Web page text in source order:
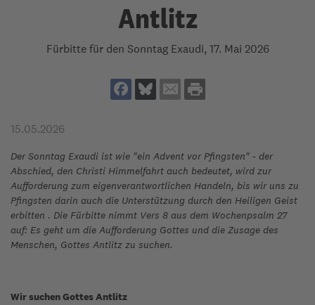
Antlitz
Fürbitte für den Sonntag Exaudi, 17. Mai 2026
15.05.2026
Der Sonntag Exaudi ist wie "ein Advent vor Pfingsten" - der
Abschied, den Christi Himmelfahrt auch bedeutet, wird zur
Aufforderung zum eigenverantwortlichen Handeln, bis wir uns zu
Pfingsten darin auch die Unterstützung durch den Heiligen Geist
erbitten . Die Fürbitte nimmt Vers 8 aus dem Wochenpsalm 27
auf: Es geht um die Aufforderung Gottes und die Zusage des
Menschen, Gottes Antlitz zu suchen.
Wir suchen Gottes Antlitz